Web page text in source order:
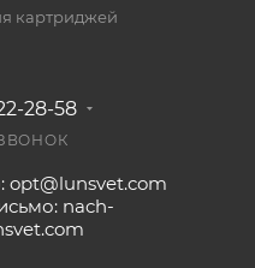
картриджей
28-58
opt@lunsvet.com
nach-